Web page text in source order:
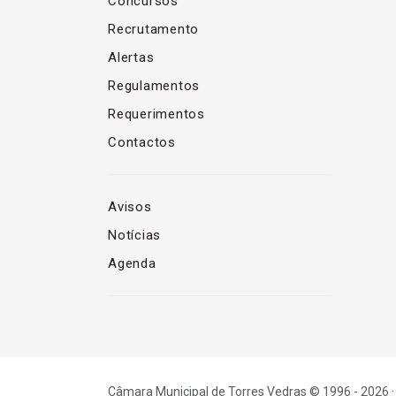
Recrutamento
Alertas
Regulamentos
Requerimentos
Contactos
Avisos
Notícias
Agenda
Câmara Municipal de Torres Vedras © 1996 - 2026